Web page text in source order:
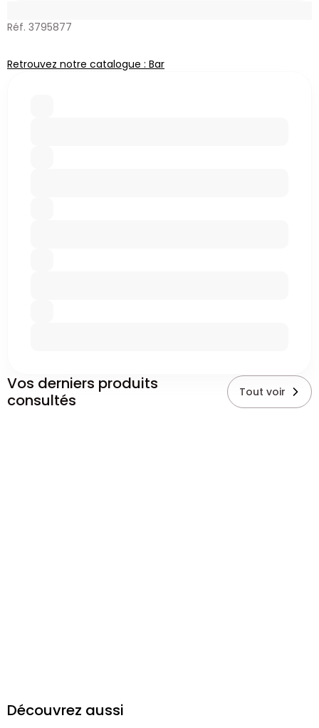
Réf. 3795877
Retrouvez notre catalogue : Bar
Vos derniers produits
consultés
Tout voir
Découvrez aussi